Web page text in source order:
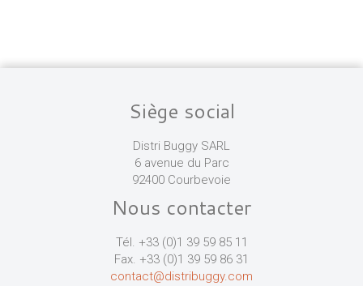
Siège social
Distri Buggy SARL
6 avenue du Parc
92400 Courbevoie
Nous contacter
Tél. +33 (0)1 39 59 85 11
Fax. +33 (0)1 39 59 86 31
contact@distribuggy.com